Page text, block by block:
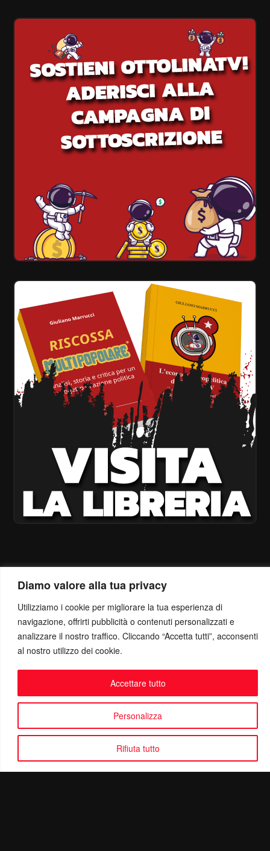
Diamo valore alla tua privacy
Utilizziamo i cookie per migliorare la tua esperienza di
navigazione, offrirti pubblicità o contenuti personalizzati e
analizzare il nostro traffico. Cliccando “Accetta tutti”, acconsenti
al nostro utilizzo dei cookie.
Personalizza
Rifiuta tutto
Accettare tutto